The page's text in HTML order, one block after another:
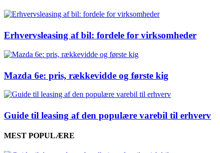
Erhvervsleasing af bil: fordele for virksomheder
Mazda 6e: pris, rækkevidde og første kig
Guide til leasing af den populære varebil til erhverv
MEST POPULÆRE